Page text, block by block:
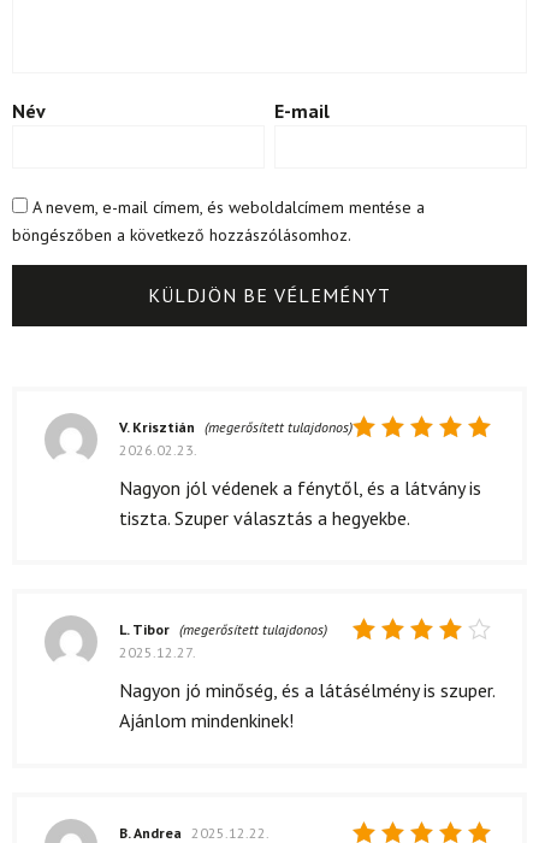
Név E-mail
A nevem, e-mail címem, és weboldalcímem mentése a
böngészőben a következő hozzászólásomhoz.
5 / 5
V. Krisztián (megerősített tulajdonos)
2026.02.23.
Nagyon jól védenek a fénytől, és a látvány is
tiszta. Szuper választás a hegyekbe.
4/ 5
L. Tibor (megerősített tulajdonos)
2025.12.27.
Nagyon jó minőség, és a látásélmény is szuper.
Ajánlom mindenkinek!
B. Andrea 2025.12.22.